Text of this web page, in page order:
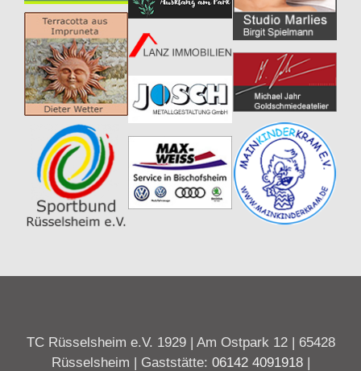
TC Rüsselsheim e.V. 1929 | Am Ostpark 12 | 65428
Rüsselsheim | Gaststätte: 06142 4091918|